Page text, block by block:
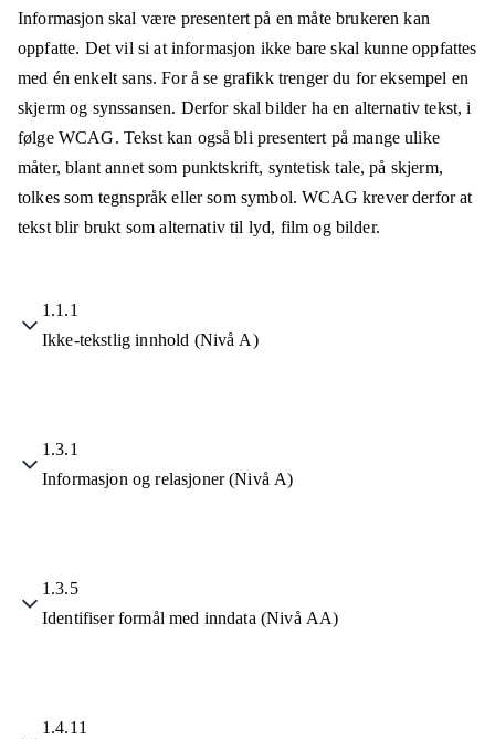
Informasjon skal være presentert på en måte brukeren kan
oppfatte. Det vil si at informasjon ikke bare skal kunne oppfattes
med én enkelt sans. For å se grafikk trenger du for eksempel en
skjerm og synssansen. Derfor skal bilder ha en alternativ tekst, i
følge WCAG. Tekst kan også bli presentert på mange ulike
måter, blant annet som punktskrift, syntetisk tale, på skjerm,
tolkes som tegnspråk eller som symbol. WCAG krever derfor at
tekst blir brukt som alternativ til lyd, film og bilder.
1.1.1
Ikke-tekstlig innhold (Nivå A)
1.3.1
Informasjon og relasjoner (Nivå A)
1.3.5
Identifiser formål med inndata (Nivå AA)
1.4.11